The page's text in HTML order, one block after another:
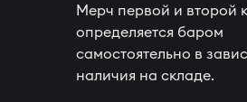
Мерч первой и второй
определяется баром
самостоятельно в
наличия на складе.